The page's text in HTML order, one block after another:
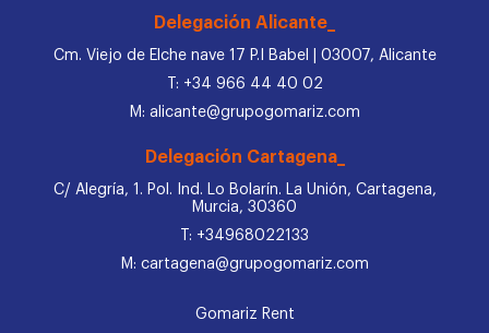
Delegación Alicante_
Cm. Viejo de Elche nave 17 P.I Babel | 03007, Alicante
T: +34 966 44 40 02
M: alicante@grupogomariz.com
Delegación Cartagena_
C/ Alegría, 1. Pol. Ind. Lo Bolarín. La Unión, Cartagena,
Murcia, 30360
T: +34968022133
M: cartagena@grupogomariz.com
Gomariz Rent